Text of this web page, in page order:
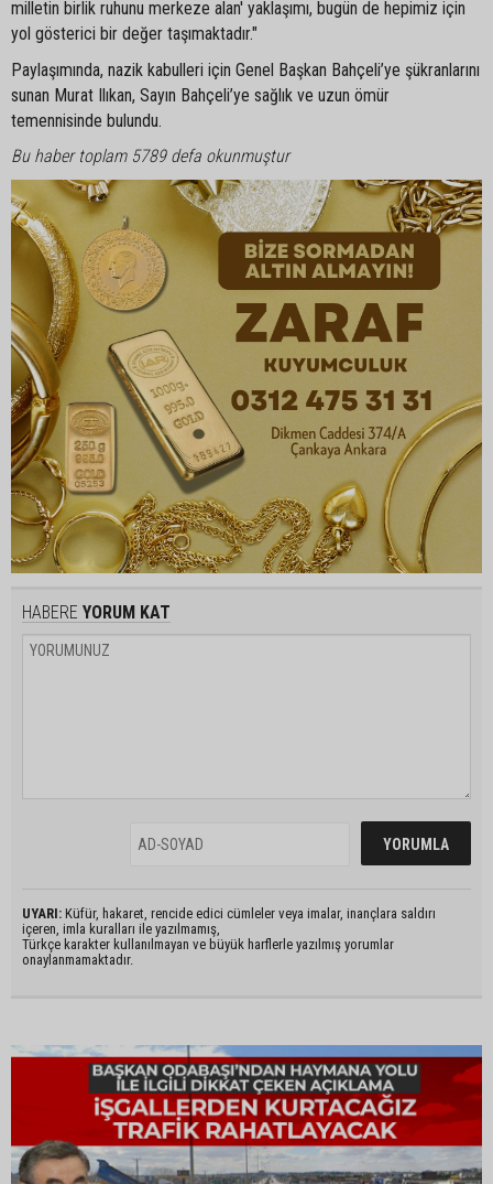
milletin birlik ruhunu merkeze alan' yaklaşımı, bugün de hepimiz için
yol gösterici bir değer taşımaktadır."
Paylaşımında, nazik kabulleri için Genel Başkan Bahçeli’ye şükranlarını
sunan Murat Ilıkan, Sayın Bahçeli’ye sağlık ve uzun ömür
temennisinde bulundu.
Bu haber toplam 5789 defa okunmuştur
HABERE YORUM KAT
UYARI: Küfür, hakaret, rencide edici cümleler veya imalar, inançlara saldırı
içeren, imla kuralları ile yazılmamış,
Türkçe karakter kullanılmayan ve büyük harflerle yazılmış yorumlar
onaylanmamaktadır.